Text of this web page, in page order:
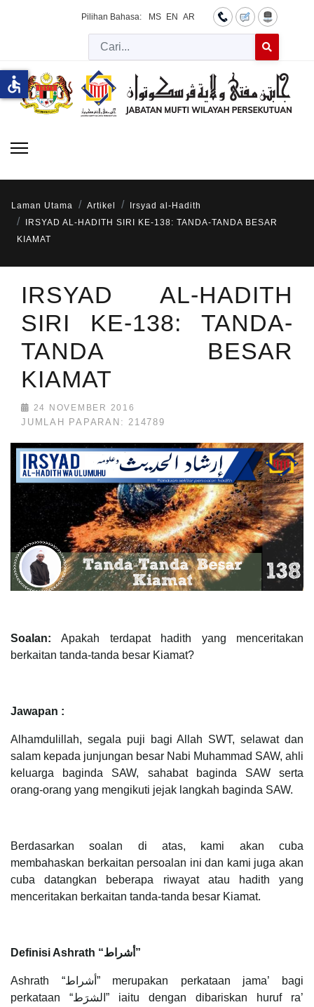
Pilihan Bahasa: MS EN AR
Cari
Laman Utama Artikel
Irsyad al-Hadith
IRSYAD AL-HADITH SIRI KE-138: TANDA-TANDA BESAR
KIAMAT
IRSYAD AL-HADITH
SIRI KE-138: TANDA-
TANDA BESAR
KIAMAT
24 NOVEMBER 2016
JUMLAH PAPARAN: 214789
Soalan:Apakah terdapat hadith yang menceritakan
berkaitan tanda-tanda besar Kiamat?
Jawapan :
Alhamdulillah, segala puji bagi Allah SWT, selawat dan
salam kepada junjungan besar Nabi Muhammad SAW, ahli
keluarga baginda SAW, sahabat baginda SAW serta
orang-orang yang mengikuti jejak langkah baginda SAW.
Berdasarkan soalan di atas, kami akan cuba
membahaskan berkaitan persoalan ini dan kami juga akan
cuba datangkan beberapa riwayat atau hadith yang
menceritakan berkaitan tanda-tanda besar Kiamat.
Definisi Ashrath “أشراط”
Ashrath “أشراط” merupakan perkataan jama’ bagi
perkataan “الشرَط” iaitu dengan dibariskan huruf ra’
accessible